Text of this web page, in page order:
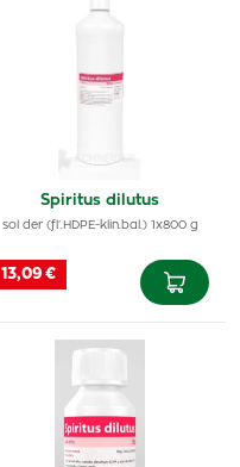
Spiritus dilutus
sol der (fľ.HDPE-klin.bal.) 1x800 g
13,09 €